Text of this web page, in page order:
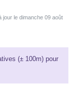
le dimanche 09 août
(± 100m) pour